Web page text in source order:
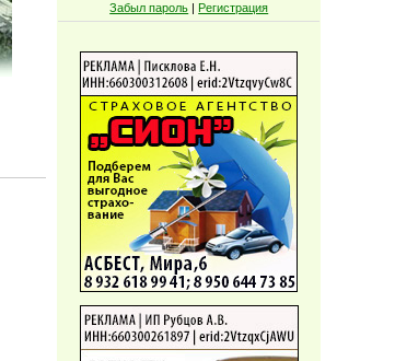
Забыл пароль | Регистрация